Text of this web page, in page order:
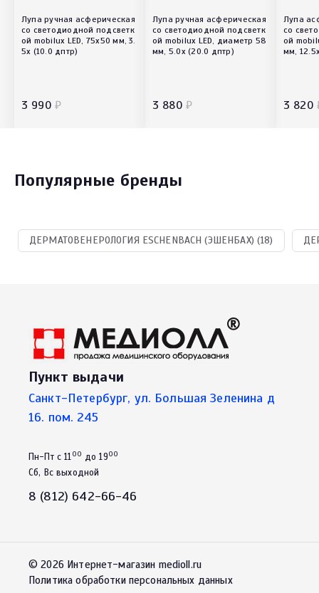
Лупа ручная асферическая
со светодиодной подсветк
ой mobilux LED, 75х50 мм, 3.
5х (10.0 дптр)
3 990 ₽
Лупа ручная асферическая
со светодиодной подсветк
ой mobilux LED, диаметр 58
мм, 5.0х (20.0 дптр)
3 880 ₽
Лупа
со
ой
мм,
3 820
Популярные бренды
ДЕРМАТОВЕНЕРОЛОГИЯ ESCHENBACH (ЭШЕНБАХ) (18)
Пункт выдачи
Санкт-Петербург, ул. Большая Зеленина д
16. пом. 245
Пн-Пт с 1100 до 1900
Сб, Вс выходной
8 (812) 642-66-46
© 2026 Интернет-магазин medioll.ru
Политика обработки персональных данных